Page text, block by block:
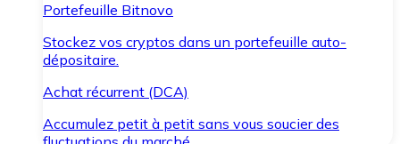
Portefeuille Bitnovo
Stockez vos cryptos dans un portefeuille auto-
dépositaire.
Achat récurrent (DCA)
Accumulez petit à petit sans vous soucier des